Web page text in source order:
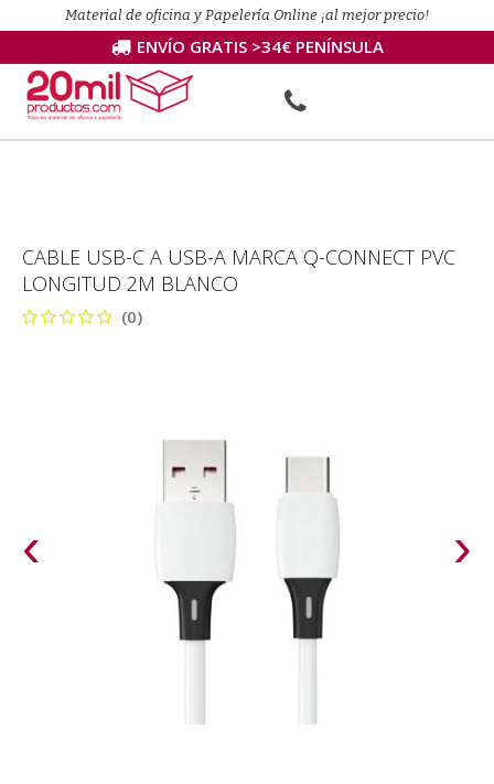
Material de oficina y Papelería Online ¡al mejor precio!
ENVÍO GRATIS >34€ PENÍNSULA
CABLE USB-C A USB-A MARCA Q-CONNECT PVC
LONGITUD 2M BLANCO
(0)
‹ ›